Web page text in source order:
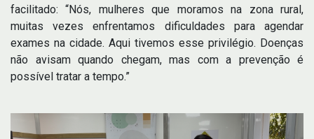
facilitado: “Nós, mulheres que moramos na zona rural,
muitas vezes enfrentamos dificuldades para agendar
exames na cidade. Aqui tivemos esse privilégio. Doenças
não avisam quando chegam, mas com a prevenção é
possível tratar a tempo.”